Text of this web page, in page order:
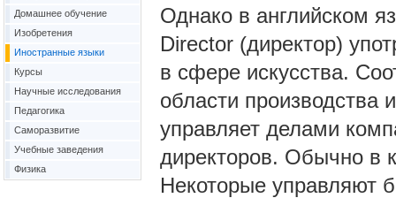
Однако в английском
Director (директор)
в сфере искусства.
области производства
управляет делами
директоров. Обычно в
Некоторые управляют
Домашнее обучение
Изобретения
Иностранные языки
Курсы
Научные исследования
Педагогика
Саморазвитие
Учебные заведения
Физика